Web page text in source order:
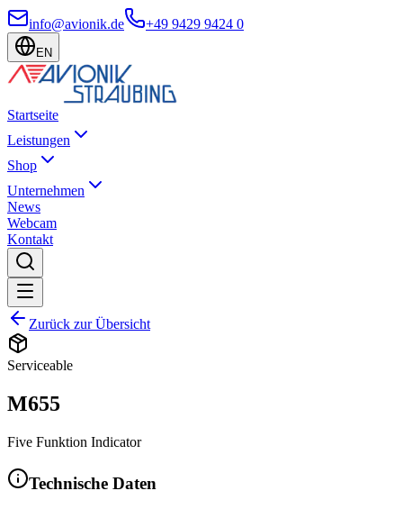
info@avionik.de +49 9429 9424 0
EN
Startseite
Leistungen
Shop
Unternehmen
News
Webcam
Kontakt
Zurück zur Übersicht
Serviceable
M655
Five Funktion Indicator
Technische Daten